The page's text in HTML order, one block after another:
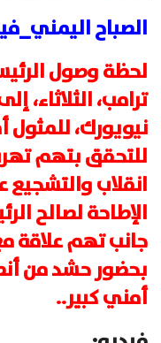
الصباح
لحظة وصول
ترامب،
نيويورك،
للتحقق بتهم
انقلاب والتشجيع
الإطاحة لصالح
جانب تهم علاقة
بحضور حشد من
أمني كبير..